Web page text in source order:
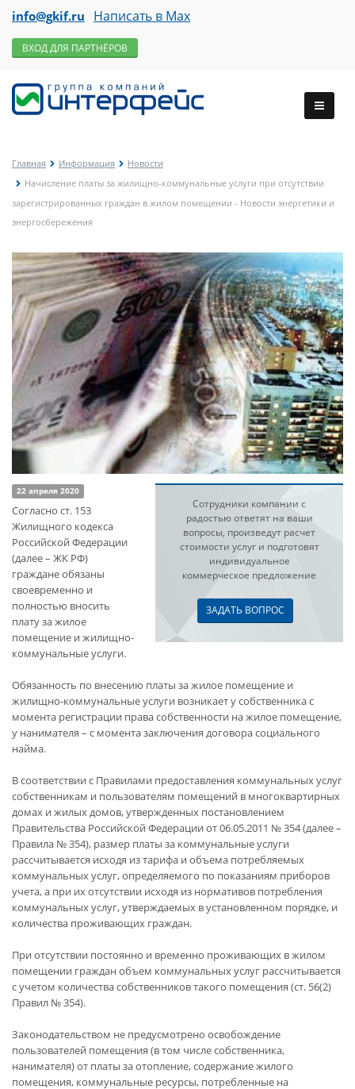
info@gkif.ru Написать в Max
ВХОД ДЛЯ ПАРТНЁРОВ
Главная Информация
Новости
Начисление платы за жилищно-коммунальные услуги при отсутствии
зарегистрированных граждан в жилом помещении - Новости энергетики и
энергосбережения
Сотрудники компании с
радостью ответят на ваши
вопросы, произведут расчет
стоимости услуг и подготовят
индивидуальное
коммерческое предложение
ЗАДАТЬ ВОПРОС
22 апреля 2020
Согласно ст. 153
Жилищного кодекса
Российской Федерации
(далее – ЖК РФ)
граждане обязаны
своевременно и
полностью вносить
плату за жилое
помещение и жилищно-
коммунальные услуги.
Обязанность по внесению платы за жилое помещение и
жилищно-коммунальные услуги возникает у собственника с
момента регистрации права собственности на жилое помещение,
у нанимателя – с момента заключения договора социального
найма.
В соответствии с Правилами предоставления коммунальных услуг
собственникам и пользователям помещений в многоквартирных
домах и жилых домов, утвержденных постановлением
Правительства Российской Федерации от 06.05.2011 № 354 (далее –
Правила № 354), размер платы за коммунальные услуги
рассчитывается исходя из тарифа и объема потребляемых
коммунальных услуг, определяемого по показаниям приборов
учета, а при их отсутствии исходя из нормативов потребления
коммунальных услуг, утверждаемых в установленном порядке, и
количества проживающих граждан.
При отсутствии постоянно и временно проживающих в жилом
помещении граждан объем коммунальных услуг рассчитывается
с учетом количества собственников такого помещения (ст. 56(2)
Правил № 354).
Законодательством не предусмотрено освобождение
пользователей помещения (в том числе собственника,
нанимателя) от платы за отопление, содержание жилого
помещения, коммунальные ресурсы, потребленные на